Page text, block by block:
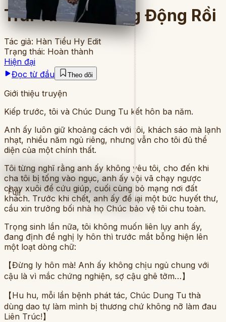
Full
Trái Tim Tôi Rung Động Rồi
Tác giả: Hàn Tiểu Hy Edit
Trạng thái: Hoàn thành
Hiện đại
Đọc từ đầu
Theo dõi
Giới thiệu truyện
Kiếp trước, tôi và Chúc Dung Tu kết hôn ba năm.
Anh ấy luôn giữ khoảng cách với tôi, khách sáo mà lạnh
nhạt, nhiều năm ngủ riêng, nhưng vẫn cho tôi đủ thể
diện của một chính thất.
Tôi từng nghĩ rằng anh ấy không yêu tôi, cho đến khi
cha tôi bị tống vào ngục, anh ấy vội vã chạy ngược
chạy xuôi để cứu giúp, cuối cùng bỏ mạng nơi đất
khách. Trước khi chết, anh ấy để lại một bức huyết thư,
cầu xin trưởng bối nhà họ Chúc bảo vệ tôi chu toàn.
Trọng sinh lần nữa, tôi không muốn liên lụy anh ấy,
đang định đề nghị ly hôn thì trước mắt bỗng hiện lên
một loạt dòng chữ:
【Đừng ly hôn mà! Anh ấy không chịu ngủ chung với
cậu là vì mắc chứng nghiện, sợ cậu ghê tởm…】
【Hu hu, mỗi lần bệnh phát tác, Chúc Dung Tu thà
dùng dao tự làm mình bị thương chứ không nỡ làm đau
Liên Trúc!】